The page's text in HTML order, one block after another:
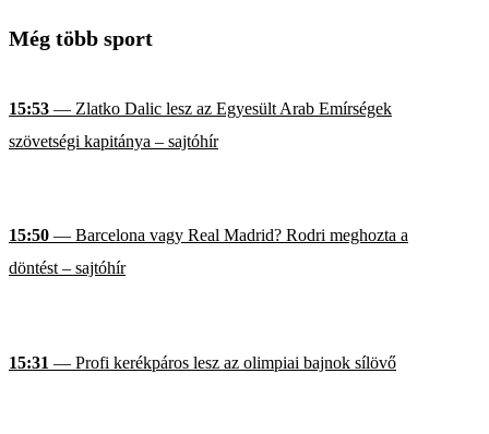
Még több sport
15:53 — Zlatko Dalic lesz az Egyesült Arab Emírségek
szövetségi kapitánya – sajtóhír
15:50 — Barcelona vagy Real Madrid? Rodri meghozta a
döntést – sajtóhír
15:31 — Profi kerékpáros lesz az olimpiai bajnok sílövő